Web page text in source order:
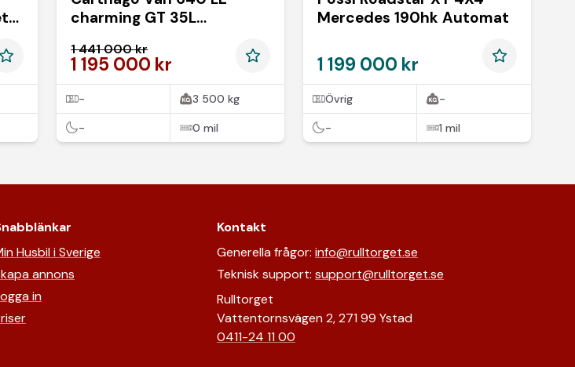
charming GT 35L
1 441 000 kr
1 195 000 kr
- 3 500 kg
- 0 mil
Mercedes 190hk Automat
1 199 000 kr
Övrig -
- 1 mil
Husbil i Sverige
annons
in
Kontakt
Generella frågor: info@rulltorget.se
Teknisk support: support@rulltorget.se
Rulltorget
Vattentornsvägen 2, 271 99 Ystad
0411-24 11 00